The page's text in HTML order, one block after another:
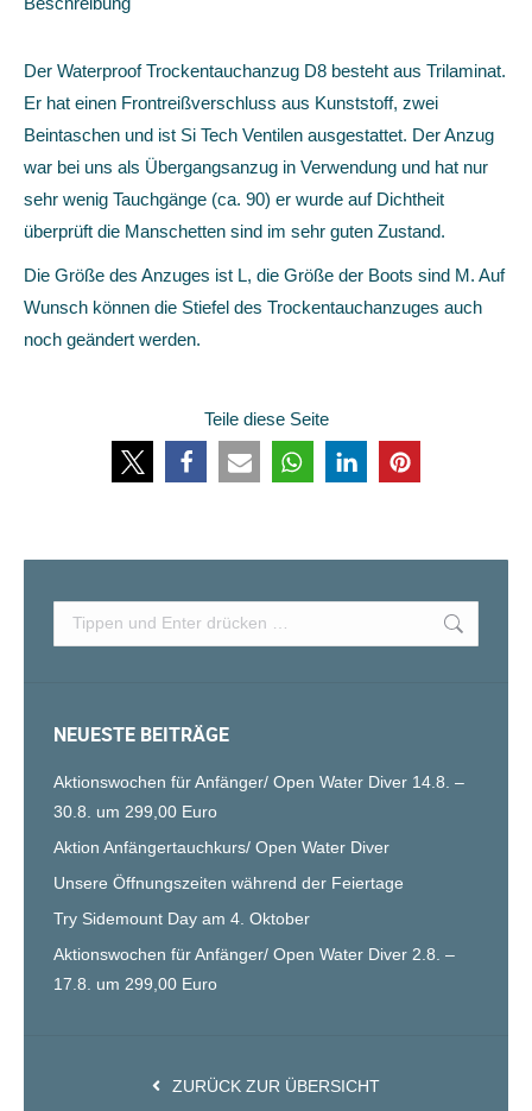
Der Waterproof Trockentauchanzug D8 besteht aus Trilaminat.
Er hat einen Frontreißverschluss aus Kunststoff, zwei
Beintaschen und ist Si Tech Ventilen ausgestattet. Der Anzug
war bei uns als Übergangsanzug in Verwendung und hat nur
sehr wenig Tauchgänge (ca. 90) er wurde auf Dichtheit
überprüft die Manschetten sind im sehr guten Zustand.
Die Größe des Anzuges ist L, die Größe der Boots sind M. Auf
Wunsch können die Stiefel des Trockentauchanzuges auch
noch geändert werden.
Teile diese Seite
Search:
NEUESTE BEITRÄGE
Aktionswochen für Anfänger/ Open Water Diver 14.8. –
30.8. um 299,00 Euro
Aktion Anfängertauchkurs/ Open Water Diver
Unsere Öffnungszeiten während der Feiertage
Try Sidemount Day am 4. Oktober
Aktionswochen für Anfänger/ Open Water Diver 2.8. –
17.8. um 299,00 Euro
ZURÜCK ZUR ÜBERSICHT